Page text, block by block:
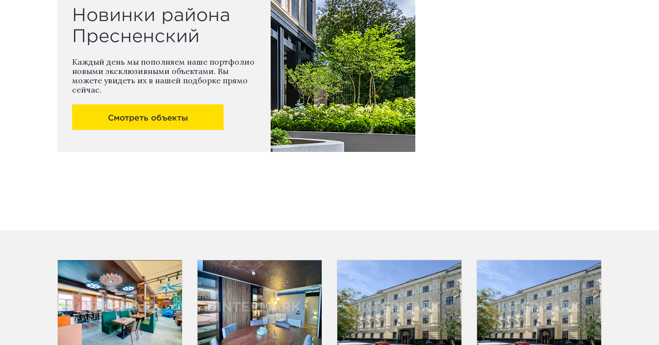
Новинки района
Пресненский
Каждый день мы пополняем наше портфолио
новыми эксклюзивными объектами. Вы
можете увидеть их в нашей подборке прямо
сейчас.
Смотреть объекты